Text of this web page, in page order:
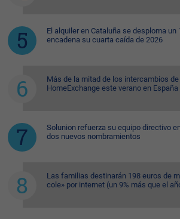
El alquiler en Cataluña se desploma un
encadena su cuarta caída de 2026
Más de la mitad de los intercambios
HomeExchange este verano en
Solunion refuerza su equipo directivo
dos nuevos nombramientos
Las familias destinarán 198 euros de
cole» por internet (un 9% más que el